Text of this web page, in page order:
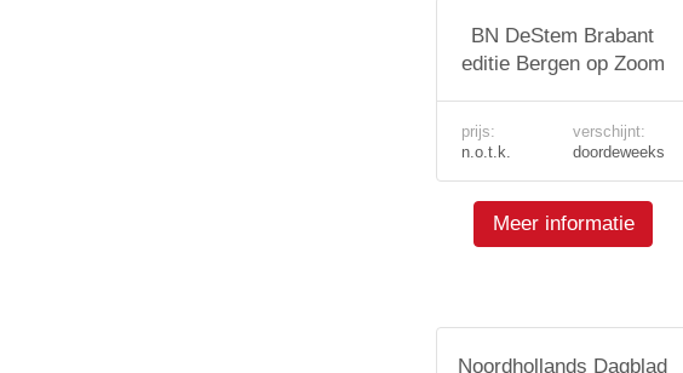
BN DeStem Brabant
editie Bergen op Zoom
prijs:
n.o.t.k.
verschijnt:
doordeweeks
Meer informatie
Noordhollands Dagblad